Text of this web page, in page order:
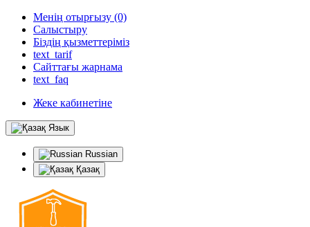
Менің отырғызу (0)
Салыстыру
Біздің қызметтеріміз
text_tarif
Сайттағы жарнама
text_faq
Жеке кабинетіне
Язык
Russian
Қазақ